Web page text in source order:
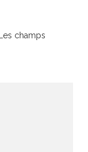
Les champs